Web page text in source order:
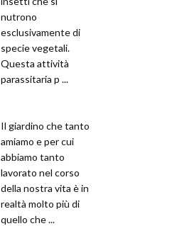
nutrono
esclusivamente di
specie vegetali.
Questa attività
parassitaria p ...
Il giardino che tanto
amiamo e per cui
abbiamo tanto
lavorato nel corso
della nostra vita è in
realtà molto più di
quello che ...